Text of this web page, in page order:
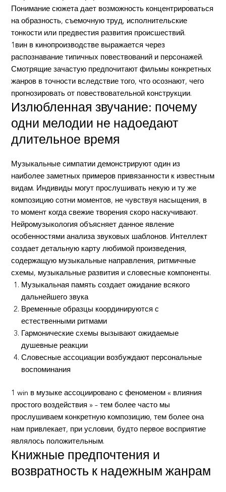
Понимание сюжета дает возможность концентрироваться
на образность, съемочную труд, исполнительские
тонкости или предвестия развития происшествий.
1вин в кинопроизводстве выражается через
распознавание типичных повествований и персонажей.
Смотрящие зачастую предпочитают фильмы конкретных
жанров в точности вследствие того, что осознают, чего
прогнозировать от повествовательной конструкции.
Излюбленная звучание: почему
одни мелодии не надоедают
длительное время
Музыкальные симпатии демонстрируют один из
наиболее заметных примеров привязанности к известным
видам. Индивиды могут прослушивать некую и ту же
композицию сотни моментов, не чувствуя насыщения, в
то момент когда свежие творения скоро наскучивают.
Нейромузыкология объясняет данное явление
особенностями анализа звуковых шаблонов. Интеллект
создает детальную карту любимой произведения,
содержащую музыкальные направления, ритмичные
схемы, музыкальные развития и словесные компоненты.
Музыкальная память создает ожидание всякого
дальнейшего звука
Временные образцы координируются с
естественными ритмами
Гармонические схемы вызывают ожидаемые
душевные реакции
Словесные ассоциации возбуждают персональные
воспоминания
1 win в музыке ассоциировано с феноменом « влияния
простого воздействия » – тем более часто мы
прослушиваем конкретную композицию, тем более она
нам привлекает, при условии, будто первое восприятие
являлось положительным.
Книжные предпочтения и
возвратность к надежным жанрам